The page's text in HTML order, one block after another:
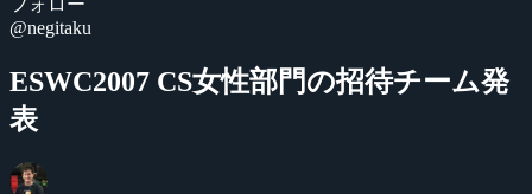
フォロー
@negitaku
ESWC2007 CS女性部門の招待チーム発
表